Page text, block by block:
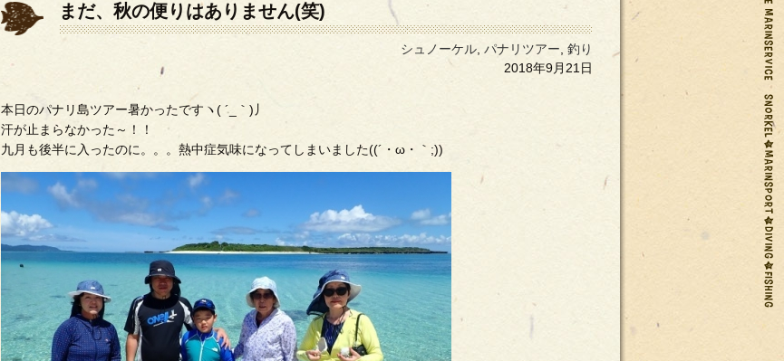
まだ、秋の便りはありません(笑)
シュノーケル パナリツアー 釣り
2018年9月21日
本日のパナリ島ツアー暑かったですヽ( ´_｀)丿
汗が止まらなかった～！！
九月も後半に入ったのに。。。熱中症気味になってしまいました((´・ω・｀;))